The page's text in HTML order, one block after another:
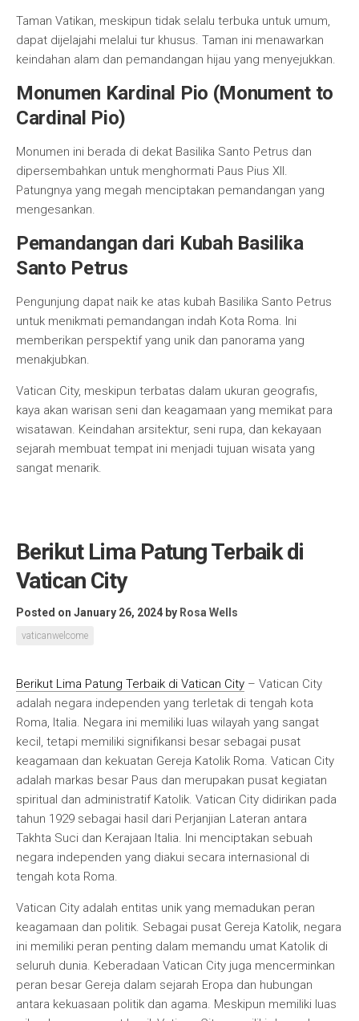
Taman Vatikan, meskipun tidak selalu terbuka untuk umum,
dapat dijelajahi melalui tur khusus. Taman ini menawarkan
keindahan alam dan pemandangan hijau yang menyejukkan.
Monumen Kardinal Pio (Monument to
Cardinal Pio)
Monumen ini berada di dekat Basilika Santo Petrus dan
dipersembahkan untuk menghormati Paus Pius XII.
Patungnya yang megah menciptakan pemandangan yang
mengesankan.
Pemandangan dari Kubah Basilika
Santo Petrus
Pengunjung dapat naik ke atas kubah Basilika Santo Petrus
untuk menikmati pemandangan indah Kota Roma. Ini
memberikan perspektif yang unik dan panorama yang
menakjubkan.
Vatican City, meskipun terbatas dalam ukuran geografis,
kaya akan warisan seni dan keagamaan yang memikat para
wisatawan. Keindahan arsitektur, seni rupa, dan kekayaan
sejarah membuat tempat ini menjadi tujuan wisata yang
sangat menarik.
Berikut Lima Patung Terbaik di
Vatican City
Posted on January 26, 2024 by Rosa Wells
vaticanwelcome
Berikut Lima Patung Terbaik di Vatican City – Vatican City
adalah negara independen yang terletak di tengah kota
Roma, Italia. Negara ini memiliki luas wilayah yang sangat
kecil, tetapi memiliki signifikansi besar sebagai pusat
keagamaan dan kekuatan Gereja Katolik Roma. Vatican City
adalah markas besar Paus dan merupakan pusat kegiatan
spiritual dan administratif Katolik. Vatican City didirikan pada
tahun 1929 sebagai hasil dari Perjanjian Lateran antara
Takhta Suci dan Kerajaan Italia. Ini menciptakan sebuah
negara independen yang diakui secara internasional di
tengah kota Roma.
Vatican City adalah entitas unik yang memadukan peran
keagamaan dan politik. Sebagai pusat Gereja Katolik, negara
ini memiliki peran penting dalam memandu umat Katolik di
seluruh dunia. Keberadaan Vatican City juga mencerminkan
peran besar Gereja dalam sejarah Eropa dan hubungan
antara kekuasaan politik dan agama. Meskipun memiliki luas